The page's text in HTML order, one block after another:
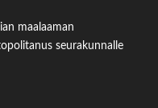
maalaaman
seurakunnalle